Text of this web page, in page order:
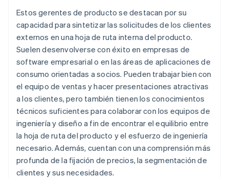
Estos gerentes de producto se destacan por su
capacidad para sintetizar las solicitudes de los clientes
externos en una hoja de ruta interna del producto.
Suelen desenvolverse con éxito en empresas de
software empresarial o en las áreas de aplicaciones de
consumo orientadas a socios. Pueden trabajar bien con
el equipo de ventas y hacer presentaciones atractivas
a los clientes, pero también tienen los conocimientos
técnicos suficientes para colaborar con los equipos de
ingeniería y diseño a fin de encontrar el equilibrio entre
la hoja de ruta del producto y el esfuerzo de ingeniería
necesario. Además, cuentan con una comprensión más
profunda de la fijación de precios, la segmentación de
clientes y sus necesidades.